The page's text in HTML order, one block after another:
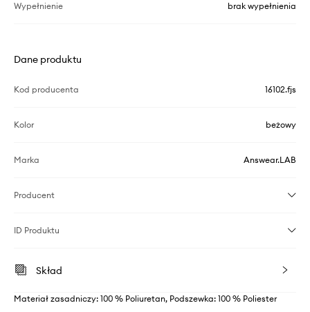
Wypełnienie brak wypełnienia
Dane produktu
Kod producenta 16102.fjs
Kolor beżowy
Marka Answear.LAB
Producent
ID Produktu
Skład
Materiał zasadniczy: 100 % Poliuretan, Podszewka: 100 % Poliester